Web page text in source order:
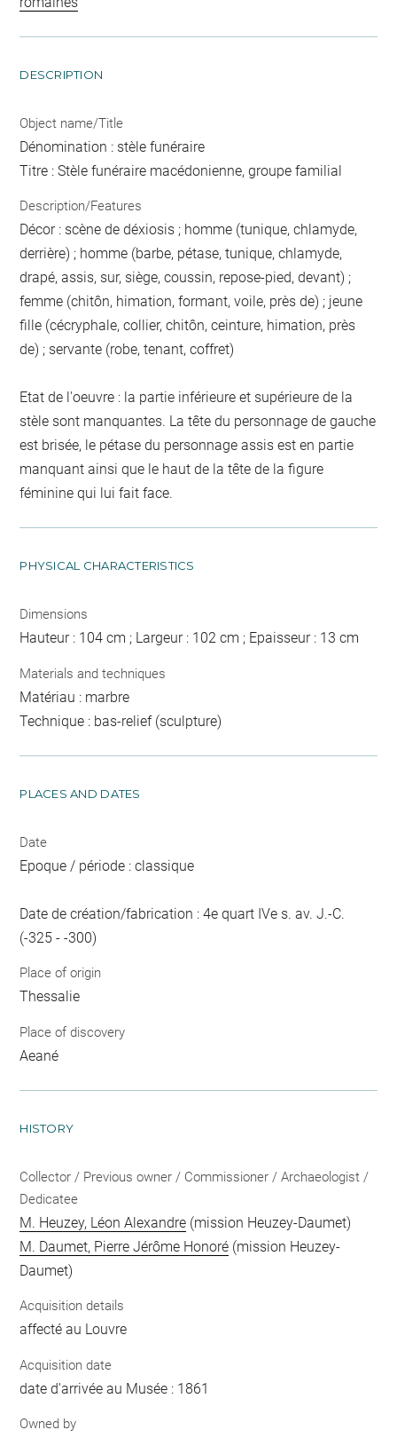
DESCRIPTION
Object name/Title
Dénomination : stèle funéraire
Titre : Stèle funéraire macédonienne, groupe familial
Description/Features
Décor : scène de déxiosis ; homme (tunique, chlamyde,
derrière) ; homme (barbe, pétase, tunique, chlamyde,
drapé, assis, sur, siège, coussin, repose-pied, devant) ;
femme (chitôn, himation, formant, voile, près de) ; jeune
fille (cécryphale, collier, chitôn, ceinture, himation, près
de) ; servante (robe, tenant, coffret)
Etat de l'oeuvre : la partie inférieure et supérieure de la
stèle sont manquantes. La tête du personnage de gauche
est brisée, le pétase du personnage assis est en partie
manquant ainsi que le haut de la tête de la figure
féminine qui lui fait face.
PHYSICAL CHARACTERISTICS
Dimensions
Hauteur : 104 cm ; Largeur : 102 cm ; Epaisseur : 13 cm
Materials and techniques
Matériau : marbre
Technique : bas-relief (sculpture)
PLACES AND DATES
Date
Epoque / période : classique
Date de création/fabrication : 4e quart IVe s. av. J.-C.
(-325 - -300)
Place of origin
Thessalie
Place of discovery
Aeané
HISTORY
Collector / Previous owner / Commissioner / Archaeologist /
Dedicatee
M. Heuzey, Léon Alexandre (mission Heuzey-Daumet)
M. Daumet, Pierre Jérôme Honoré (mission Heuzey-
Daumet)
Acquisition details
affecté au Louvre
Acquisition date
date d'arrivée au Musée : 1861
Owned by